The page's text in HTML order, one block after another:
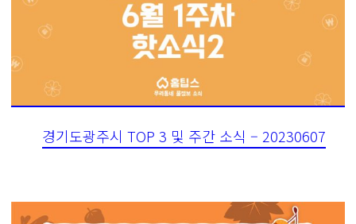
경기도광주시 TOP 3 및 주간 소식 – 20230607